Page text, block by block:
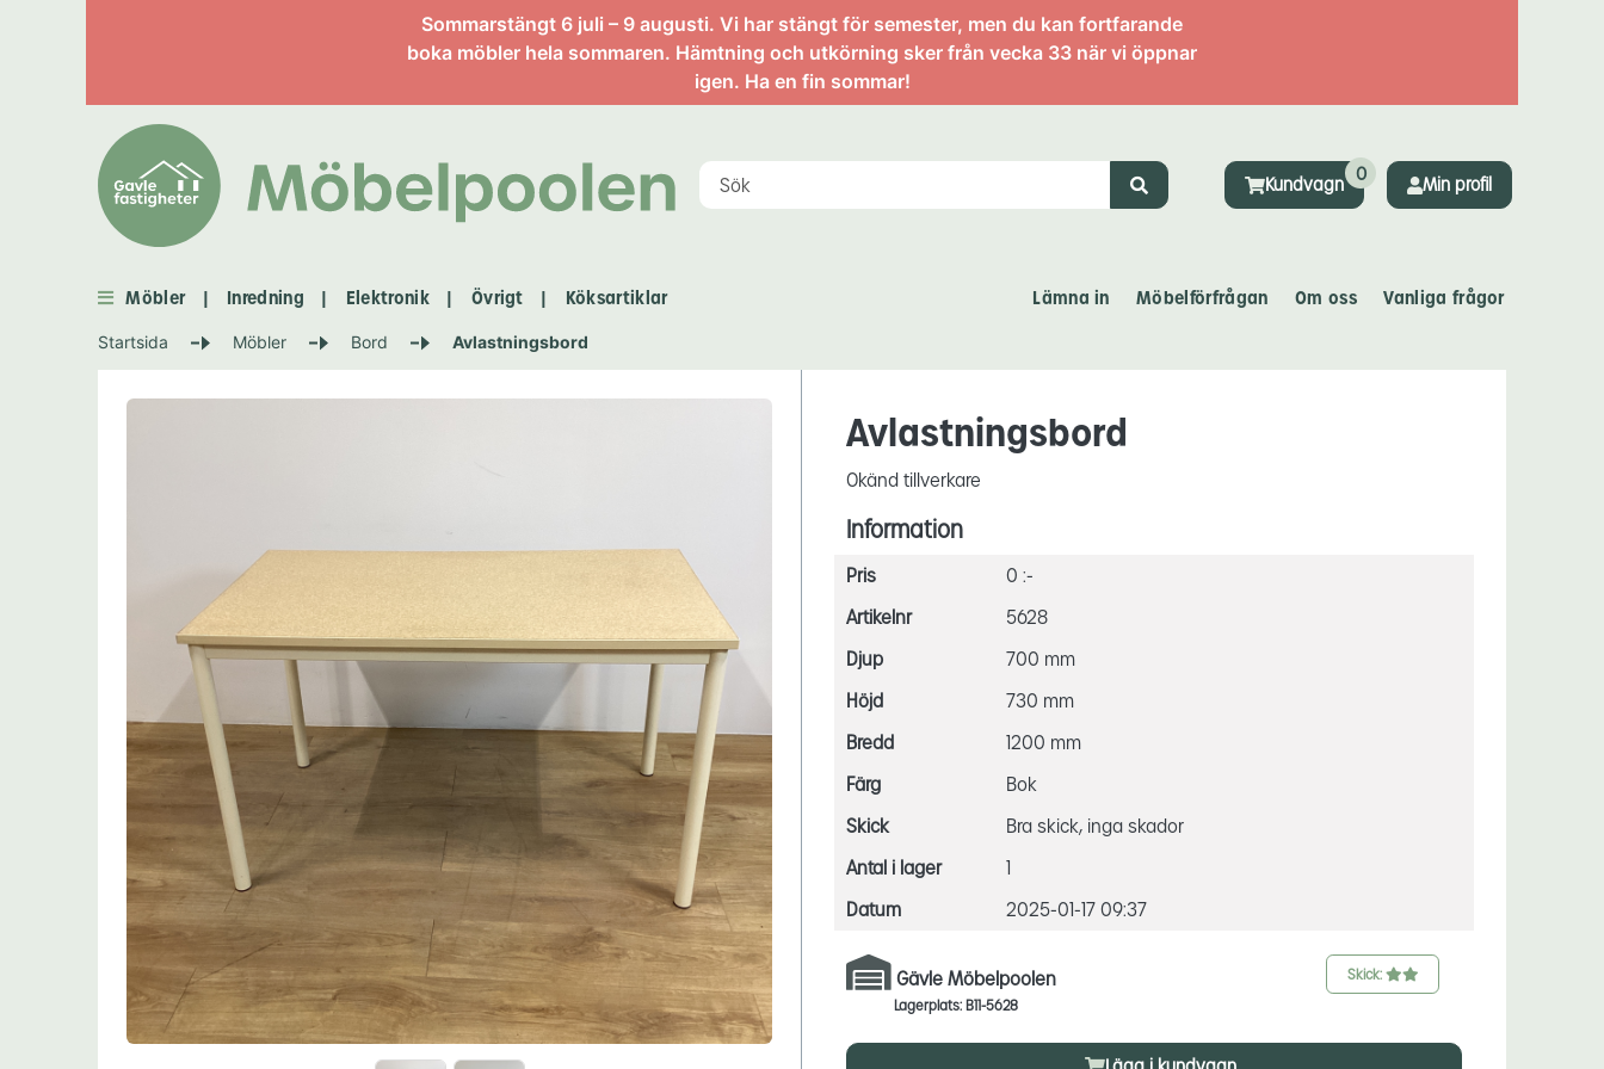
Sommarstängt 6 juli – 9 augusti. Vi har stängt för semester, men du kan fortfarande
boka möbler hela sommaren. Hämtning och utkörning sker från vecka 33 när vi öppnar
igen. Ha en fin sommar!
Kundvagn
0
Min profil
Möbler | Inredning | Elektronik | Övrigt | Köksartiklar Lämna in Möbelförfrågan Om oss Vanliga frågor
Startsida Möbler Bord Avlastningsbord
Information om enskild artikel
Avlastningsbord
Okänd tillverkare
Information
Pris
0 :-
Artikelnr
5628
Djup
700 mm
Höjd
730 mm
Bredd
1200 mm
Färg
Bok
Skick
Bra skick, inga skador
Antal i lager
1
Datum
2025-01-17 09:37
Gävle Möbelpoolen
Lagerplats: B11-5628
Skick: